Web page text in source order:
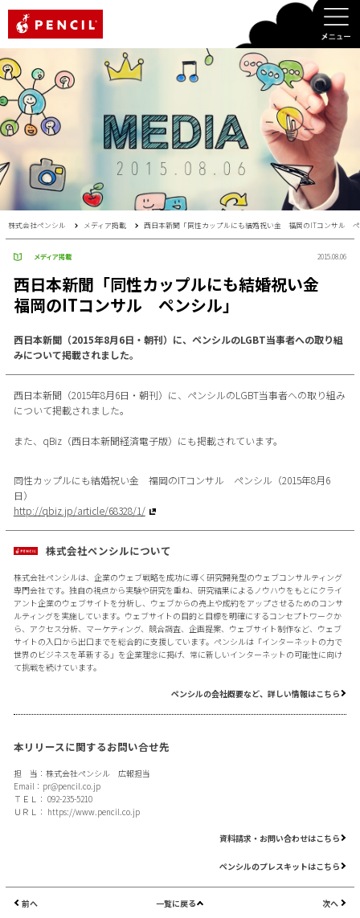
株式会社ペンシル メディア掲載 西日本新聞「同性カップルにも結婚祝い金 福岡のITコンサル
メディア掲載 2015.08.06
西日本新聞「同性カップルにも結婚祝い金
福岡のITコンサル ペンシル」
西日本新聞（2015年8月6日・朝刊）に、ペンシルのLGBT当事者への取り組
みについて掲載されました。
西日本新聞（2015年8月6日・朝刊）に、ペンシルのLGBT当事者への取り組み
について掲載されました。
また、qBiz（西日本新聞経済電子版）にも掲載されています。
同性カップルにも結婚祝い金 福岡のITコンサル ペンシル（2015年8月6
日）
http://qbiz.jp/article/68328/1/
株式会社ペンシルについて
株式会社ペンシルは、企業のウェブ戦略を成功に導く研究開発型のウェブコンサルティング
専門会社です。独自の視点から実験や研究を重ね、研究結果によるノウハウをもとにクライ
アント企業のウェブサイトを分析し、ウェブからの売上や成約をアップさせるためのコンサ
ルティングを実施しています。ウェブサイトの目的と目標を明確にするコンセプトワークか
ら、アクセス分析、マーケティング、競合調査、企画提案、ウェブサイト制作など、ウェブ
サイトの入口から出口までを総合的に支援しています。ペンシルは「インターネットの力で
世界のビジネスを革新する」を企業理念に掲げ、常に新しいインターネットの可能性に向け
て挑戦を続けています。
ペンシルの会社概要など、詳しい情報はこちら
本リリースに関するお問い合せ先
担 当：株式会社ペンシル 広報担当
Email： pr@pencil.co.jp
ＴＥＬ： 092-235-5210
ＵＲＬ： https://www.pencil.co.jp
資料請求・お問い合わせはこちら
ペンシルのプレスキットはこちら
前へ 一覧に戻る 次へ